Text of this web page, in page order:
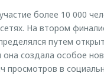
более 10 000
На втором
путем
создала особое
просмотров в